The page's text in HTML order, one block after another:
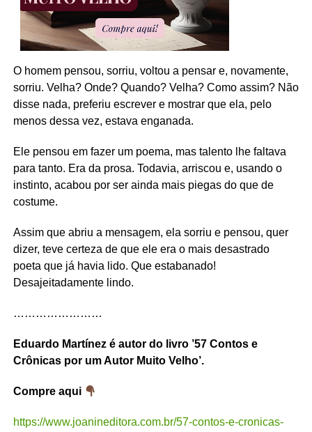
O homem pensou, sorriu, voltou a pensar e, novamente,
sorriu. Velha? Onde? Quando? Velha? Como assim? Não
disse nada, preferiu escrever e mostrar que ela, pelo
menos dessa vez, estava enganada.
Ele pensou em fazer um poema, mas talento lhe faltava
para tanto. Era da prosa. Todavia, arriscou e, usando o
instinto, acabou por ser ainda mais piegas do que de
costume.
Assim que abriu a mensagem, ela sorriu e pensou, quer
dizer, teve certeza de que ele era o mais desastrado
poeta que já havia lido. Que estabanado!
Desajeitadamente lindo.
……………………
Eduardo Martínez é autor do livro ’57 Contos e
Crônicas por um Autor Muito Velho’.
Compre aqui
https://www.joanineditora.com.br/57-contos-e-cronicas-